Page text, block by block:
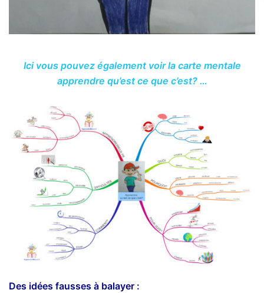
Ici vous pouvez également voir la carte mentale
apprendre qu’est ce que c’est? …
Des idées fausses à balayer :